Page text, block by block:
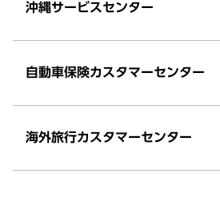
沖縄サービスセンター
自動車保険カスタマーセンター
海外旅行カスタマーセンター